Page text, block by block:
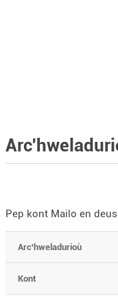
Pep kont Mailo en
Arc'hweladurioù
Kont